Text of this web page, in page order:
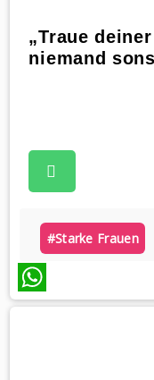
„Traue
niemand
#starke Frauen
WhatsApp